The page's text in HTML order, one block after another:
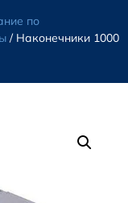
по
/ Наконечники 1000